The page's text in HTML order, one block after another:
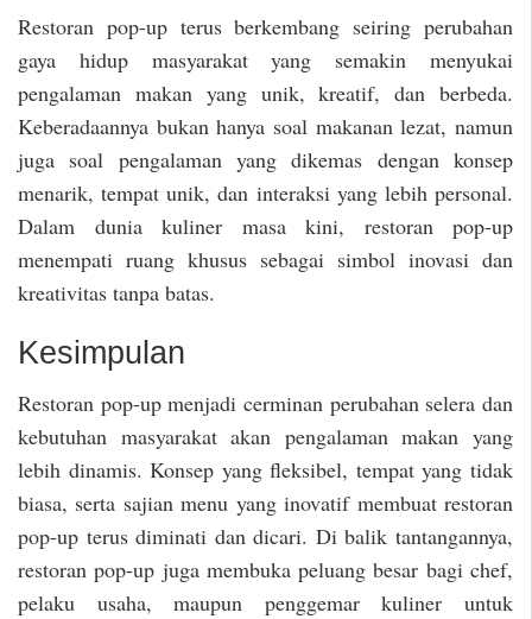
Restoran pop-up terus berkembang seiring perubahan
gaya hidup masyarakat yang semakin menyukai
pengalaman makan yang unik, kreatif, dan berbeda.
Keberadaannya bukan hanya soal makanan lezat, namun
juga soal pengalaman yang dikemas dengan konsep
menarik, tempat unik, dan interaksi yang lebih personal.
Dalam dunia kuliner masa kini, restoran pop-up
menempati ruang khusus sebagai simbol inovasi dan
kreativitas tanpa batas.
Kesimpulan
Restoran pop-up menjadi cerminan perubahan selera dan
kebutuhan masyarakat akan pengalaman makan yang
lebih dinamis. Konsep yang fleksibel, tempat yang tidak
biasa, serta sajian menu yang inovatif membuat restoran
pop-up terus diminati dan dicari. Di balik tantangannya,
restoran pop-up juga membuka peluang besar bagi chef,
pelaku usaha, maupun penggemar kuliner untuk